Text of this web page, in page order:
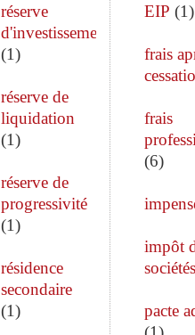
réserve
d'investissement
(1)
réserve de
liquidation
(1)
réserve de
progressivité
(1)
résidence
secondaire
(1)
EIP (1)
frais
frais
(6)
impôt
sociétés
pacte